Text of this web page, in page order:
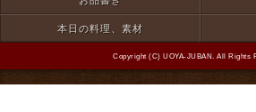
本日の料理、素材
Copyright (C) UOYA-JUBAN. All Rights